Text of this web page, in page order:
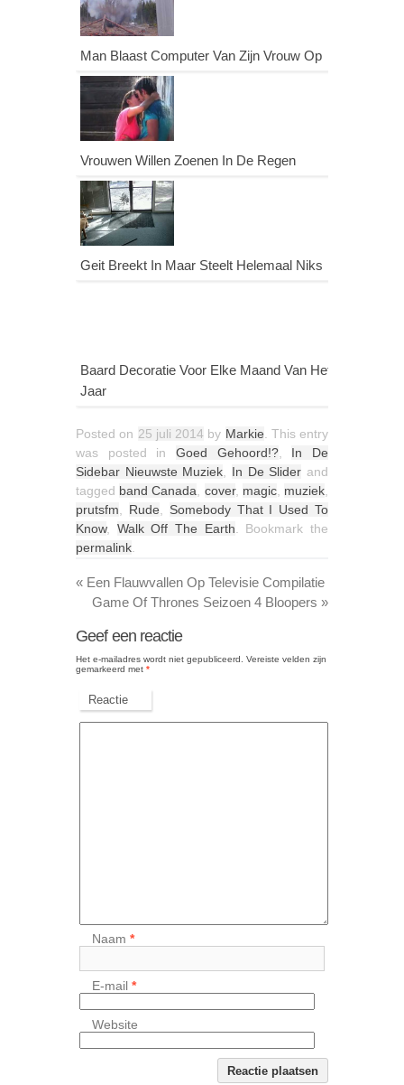
Man Blaast Computer Van Zijn Vrouw Op
Vrouwen Willen Zoenen In De Regen
Geit Breekt In Maar Steelt Helemaal Niks
Baard Decoratie Voor Elke Maand Van Het
Jaar
Posted on 25 juli 2014 by Markie . This entry
was posted in Goed Gehoord!?, In De
Sidebar Nieuwste Muziek
In De Slider and
tagged band Canada cover, magic, muziek
prutsfm
Rude
Somebody That I Used To
Know, Walk Off The Earth . Bookmark the
permalink
« Een Flauwvallen Op Televisie Compilatie
Game Of Thrones Seizoen 4 Bloopers »
Geef een reactie
Het e-mailadres wordt niet gepubliceerd.
Vereiste velden zijn
gemarkeerd met *
Reactie
Naam*
E-mail*
Website